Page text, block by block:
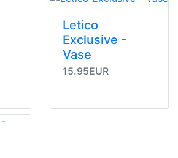
Letico
Exclusive -
Vase
15.95EUR